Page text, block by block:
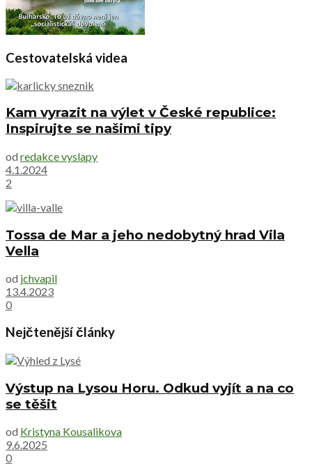
Cestovatelská videa
Kam vyrazit na výlet v České republice:
Inspirujte se našimi tipy
od redakce vyslapy
4.1.2024
2
Tossa de Mar a jeho nedobytný hrad Vila
Vella
od jchvapil
13.4.2023
0
Nejčtenější články
Výstup na Lysou Horu. Odkud vyjít a na co
se těšit
od Kristyna Kousalikova
9.6.2025
0